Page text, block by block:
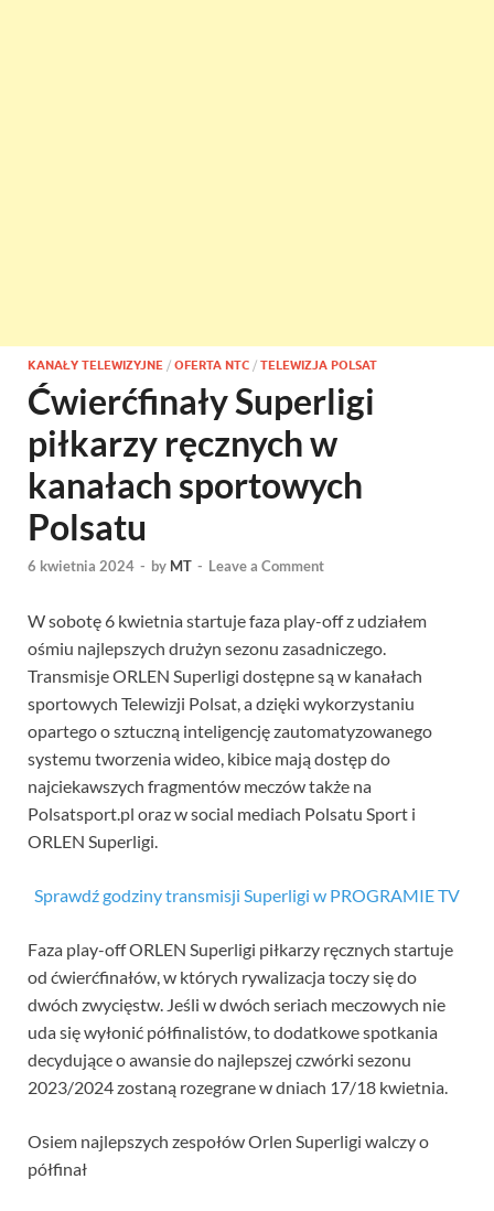
KANAŁY TELEWIZYJNE / OFERTA NTC / TELEWIZJA POLSAT
Ćwierćfinały Superligi
piłkarzy ręcznych w
kanałach sportowych
Polsatu
6 kwietnia 2024 - by MT - Leave a Comment
W sobotę 6 kwietnia startuje faza play-off z udziałem
ośmiu najlepszych drużyn sezonu zasadniczego.
Transmisje ORLEN Superligi dostępne są w kanałach
sportowych Telewizji Polsat, a dzięki wykorzystaniu
opartego o sztuczną inteligencję zautomatyzowanego
systemu tworzenia wideo, kibice mają dostęp do
najciekawszych fragmentów meczów także na
Polsatsport.pl oraz w social mediach Polsatu Sport i
ORLEN Superligi.
Sprawdź godziny transmisji Superligi w PROGRAMIE TV
Faza play-off ORLEN Superligi piłkarzy ręcznych startuje
od ćwierćfinałów, w których rywalizacja toczy się do
dwóch zwycięstw. Jeśli w dwóch seriach meczowych nie
uda się wyłonić półfinalistów, to dodatkowe spotkania
decydujące o awansie do najlepszej czwórki sezonu
2023/2024 zostaną rozegrane w dniach 17/18 kwietnia.
Osiem najlepszych zespołów Orlen Superligi walczy o
półfinał